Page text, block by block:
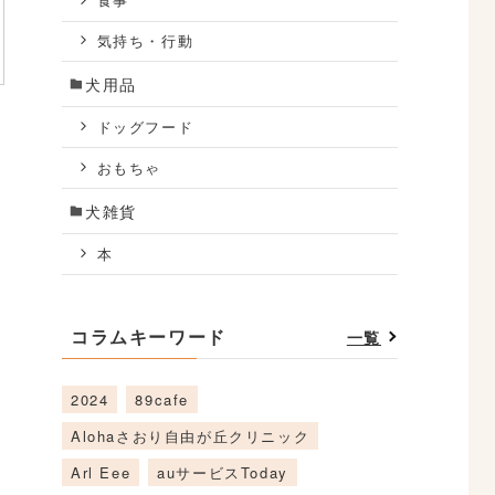
気持ち・行動
犬用品
ドッグフード
おもちゃ
犬雑貨
本
コラムキーワード 一覧
2024
89cafe
Alohaさおり自由が丘クリニック
Arl Eee
auサービスToday